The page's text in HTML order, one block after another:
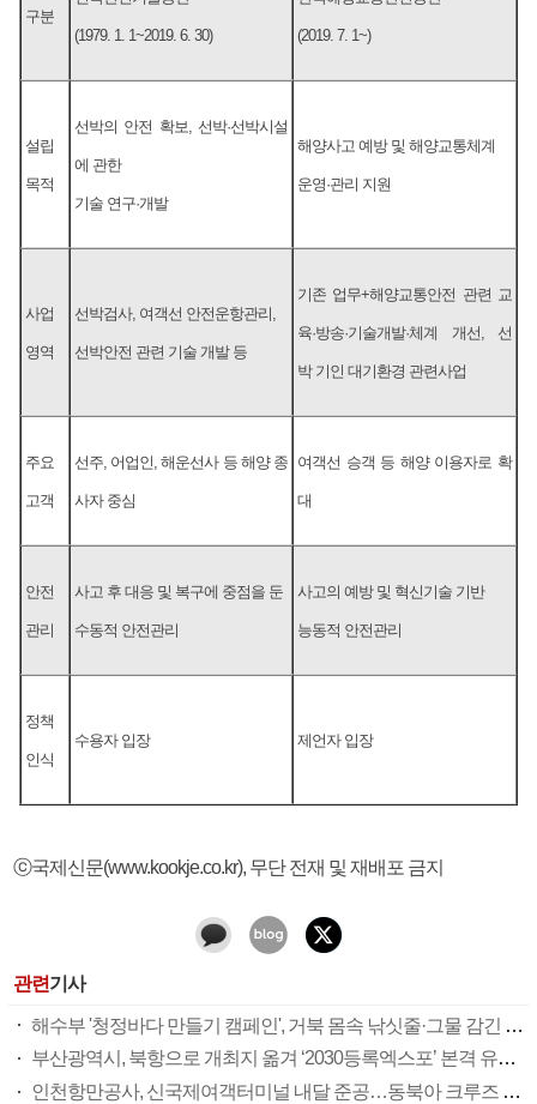
구분
(1979. 1. 1~2019. 6. 30) (2019. 7. 1~)
설립
목적
선박의 안전 확보, 선박·선박시설
에 관한
기술 연구·개발
해양사고 예방 및 해양교통체계
운영·관리 지원
사업
영역
선박검사, 여객선 안전운항관리,
선박안전 관련 기술 개발 등
기존 업무+해양교통안전 관련 교
육·방송·기술개발·체계 개선, 선
박 기인 대기환경 관련사업
주요
고객
선주, 어업인, 해운선사 등 해양 종
사자 중심
여객선 승객 등 해양 이용자로 확
대
안전
관리
사고 후 대응 및 복구에 중점을 둔
수동적 안전관리
사고의 예방 및 혁신기술 기반
능동적 안전관리
정책
인식
수용자 입장 제언자 입장
ⓒ국제신문(www.kookje.co.kr), 무단 전재 및 재배포 금지
관련기사
해수부 '청정바다 만들기 캠페인', 거북 몸속 낚싯줄·그물 감긴 고래…해양쓰레기에 바다가 병든다
부산광역시, 북항으로 개최지 옮겨 ‘2030등록엑스포’ 본격 유치 돌입
인천항만공사, 신국제여객터미널 내달 준공…동북아 크루즈 허브항 첫발